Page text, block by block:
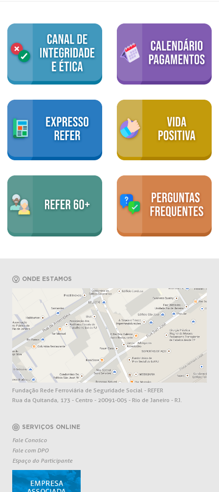
ONDE ESTAMOS
Fundação Rede Ferroviária de Seguridade Social - REFER
Rua da Quitanda, 173 - Centro - 20091-005 - Rio de Janeiro - RJ.
SERVIÇOS ONLINE
Fale Conosco
Fale com DPO
Espaço do Participante